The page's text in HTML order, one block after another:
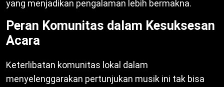
yang menjadikan pengalaman lebih bermakna.
Peran Komunitas dalam Kesuksesan
Acara
Keterlibatan komunitas lokal dalam
menyelenggarakan pertunjukan musik ini tak bisa